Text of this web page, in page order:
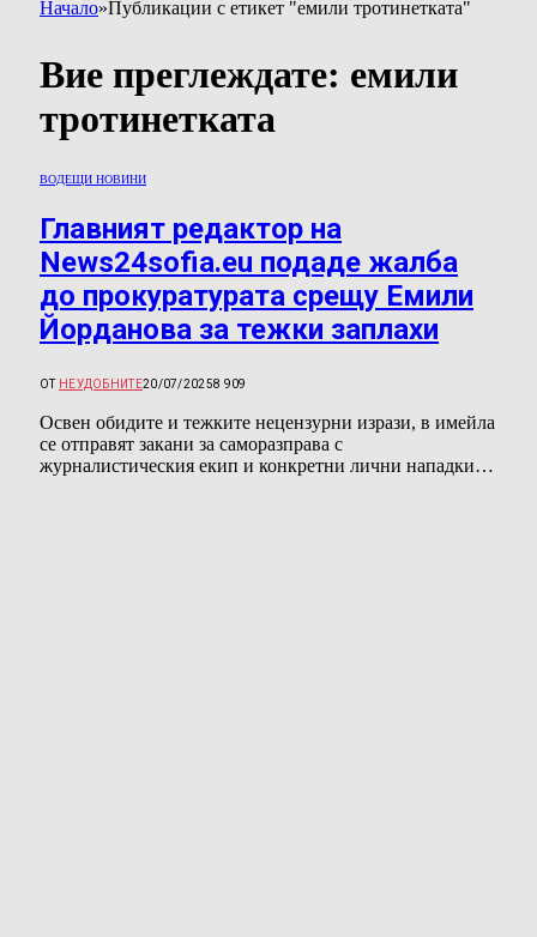
Начало»Публикации с етикет "емили тротинетката"
Вие преглеждате: емили
тротинетката
ВОДЕЩИ НОВИНИ
Главният редактор на
News24sofia.eu подаде жалба
до прокуратурата срещу Емили
Йорданова за тежки заплахи
ОТ НЕУДОБНИТЕ20/07/20258 909
Освен обидите и тежките нецензурни изрази, в имейла
се отправят закани за саморазправа с
журналистическия екип и конкретни лични нападки…